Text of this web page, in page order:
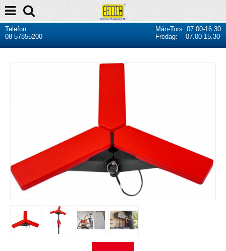
Telefon:
08-57855200
Mån-Tors: 07.00-16.30
Fredag: 07.00-15.30